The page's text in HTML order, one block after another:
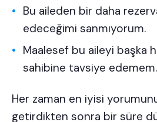
Bu aileden bir daha
edeceğimi sanmıyorum.
Maalesef bu aileyi başka
sahibine tavsiye edemem.
Her zaman en iyisi
getirdikten sonra bir süre